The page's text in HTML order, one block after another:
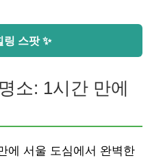
링 스팟 ✨
소: 1시간 만에
에 서울 도심에서 완벽한